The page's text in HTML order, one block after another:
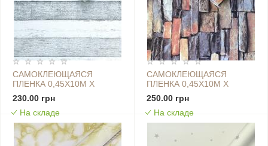
САМОКЛЕЮЩАЯСЯ
ПЛЕНКА 0,45Х10М Х
0,07ММ ДРЕВЕСНО-
УГОЛЬНАЯ SW-00001265
230.00 грн
На складе
САМОКЛЕЮЩАЯСЯ
ПЛЕНКА 0,45Х10М Х
0,07ММ
ЕКАТЕРИНОСЛАВСКИЙ
КАМЕНЬ SW-00001254
250.00 грн
На складе